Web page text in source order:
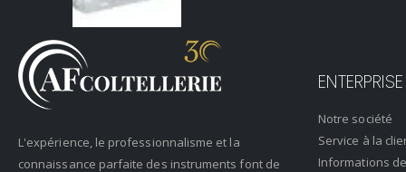
L'expérience, le professionnalisme et la
connaissance parfaite des instruments font de
ENTERPRISE
Notre société
Service à la
Informations